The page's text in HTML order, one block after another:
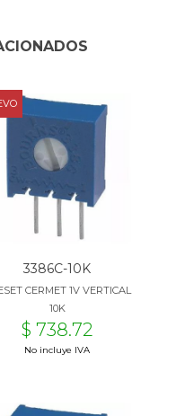
3386C-10K
CERMET 1V VERTICAL
10K
$ 738.72
No incluye IVA